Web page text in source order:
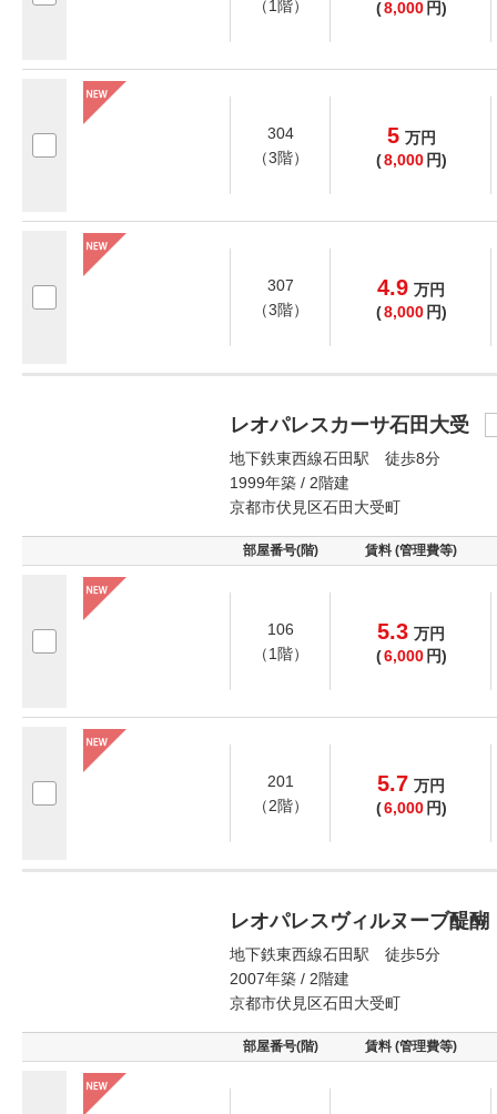
（1階） (8,000 円)
304
（3階）
5 万円
(8,000 円)
307
（3階）
4.9 万円
(8,000 円)
レオパレスカーサ石田大受
地下鉄東西線石田駅 徒歩8分
1999年築 / 2階建
京都市伏見区石田大受町
部屋番号(階) 賃料 (管理費等)
106
（1階）
5.3 万円
(6,000 円)
201
（2階）
5.7 万円
(6,000 円)
レオパレスヴィルヌーブ醍醐
地下鉄東西線石田駅 徒歩5分
2007年築 / 2階建
京都市伏見区石田大受町
部屋番号(階) 賃料 (管理費等)